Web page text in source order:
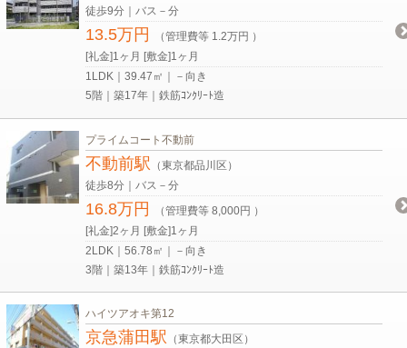
徒歩9分｜バス－分
13.5万円
（管理費等 1.2万円 ）
[礼金]1ヶ月 [敷金]1ヶ月
1LDK｜39.47㎡｜－向き
5階｜築17年｜鉄筋ｺﾝｸﾘｰﾄ造
プライムコート不動前
不動前駅
（東京都品川区）
徒歩8分｜バス－分
16.8万円
（管理費等 8,000円 ）
[礼金]2ヶ月 [敷金]1ヶ月
2LDK｜56.78㎡｜－向き
3階｜築13年｜鉄筋ｺﾝｸﾘｰﾄ造
ハイツアオキ第12
京急蒲田駅 （東京都大田区）